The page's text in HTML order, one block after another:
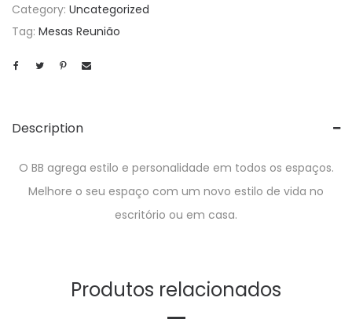
Category: Uncategorized
Tag: Mesas Reunião
Description
O BB agrega estilo e personalidade em todos os espaços.
Melhore o seu espaço com um novo estilo de vida no
escritório ou em casa.
Produtos relacionados